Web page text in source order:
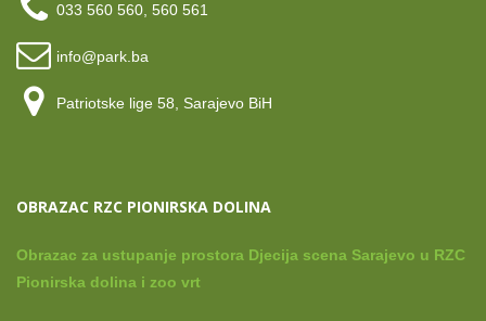
033 560 560, 560 561
info@park.ba
Patriotske lige 58, Sarajevo BiH
OBRAZAC RZC PIONIRSKA DOLINA
Obrazac za ustupanje prostora Djecija scena Sarajevo u RZC
Pionirska dolina i zoo vrt